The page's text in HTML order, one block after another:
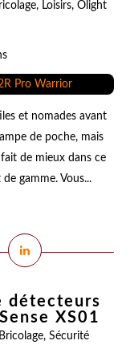
, Loisirs, Olight
et nomades avant
de poche, mais
de mieux dans ce
gamme. Vous...
détecteurs
XS01
Bricolage, Sécurité